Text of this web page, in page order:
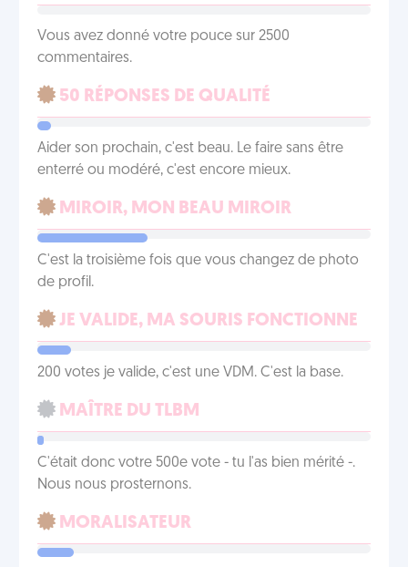
Vous avez donné votre pouce sur 2500
commentaires.
50 RÉPONSES DE QUALITÉ
Aider son prochain, c'est beau. Le faire sans être
enterré ou modéré, c'est encore mieux.
MIROIR, MON BEAU MIROIR
C'est la troisième fois que vous changez de photo
de profil.
JE VALIDE, MA SOURIS FONCTIONNE
200 votes je valide, c'est une VDM. C'est la base.
MAÎTRE DU TLBM
C'était donc votre 500e vote - tu l'as bien mérité -.
Nous nous prosternons.
MORALISATEUR